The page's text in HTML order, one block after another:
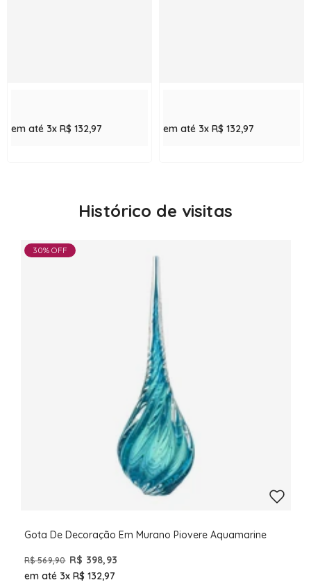
em até 3x R$ 132,97 em até 3x R$ 132,97
Histórico de visitas
30% OFF
Gota De Decoração Em Murano Piovere Aquamarine
R$ 569,90 R$ 398,93
em até 3x R$ 132,97